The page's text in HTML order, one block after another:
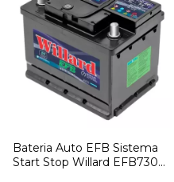
Bateria Auto EFB Sistema
Start Stop Willard EFB730